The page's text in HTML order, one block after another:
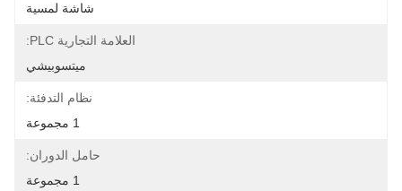
شاشة لمسية
العلامة التجارية PLC:
ميتسوبيشي
نظام التدفئة:
حامل الدوران: